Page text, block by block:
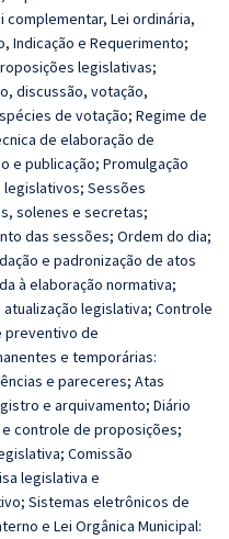
complementar, Lei ordinária,
Indicação e Requerimento;
legislativas;
discussão, votação,
de votação; Regime de
de elaboração de
e publicação; Promulgação
Sessões
solenes e secretas;
das sessões; Ordem do dia;
e padronização de atos
à elaboração normativa;
legislativa; Controle
preventivo de
e temporárias:
e pareceres; Atas
e arquivamento; Diário
controle de proposições;
Comissão
legislativa e
Sistemas eletrônicos de
e Lei Orgânica Municipal: